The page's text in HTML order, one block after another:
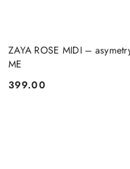
ZAYA ROSE MIDI –
ME
Cena:
399.00